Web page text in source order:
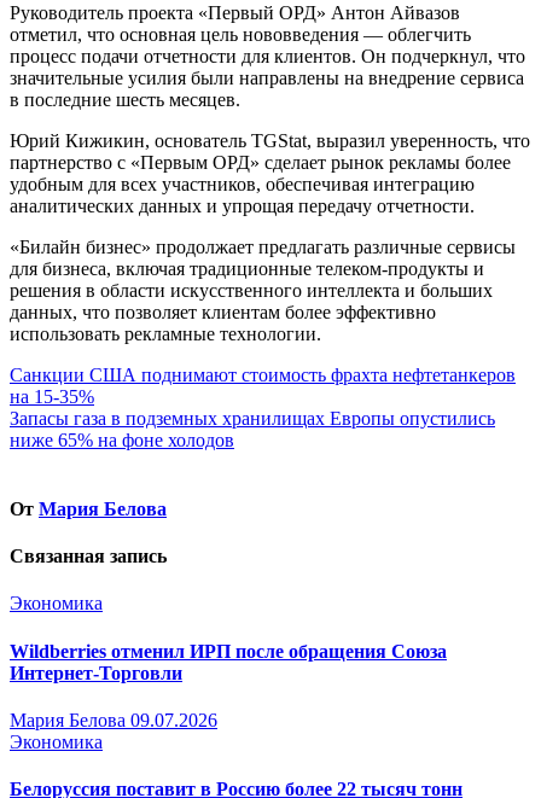
Руководитель проекта «Первый ОРД» Антон Айвазов
отметил, что основная цель нововведения — облегчить
процесс подачи отчетности для клиентов. Он подчеркнул, что
значительные усилия были направлены на внедрение сервиса
в последние шесть месяцев.
Юрий Кижикин, основатель TGStat, выразил уверенность, что
партнерство с «Первым ОРД» сделает рынок рекламы более
удобным для всех участников, обеспечивая интеграцию
аналитических данных и упрощая передачу отчетности.
«Билайн бизнес» продолжает предлагать различные сервисы
для бизнеса, включая традиционные телеком-продукты и
решения в области искусственного интеллекта и больших
данных, что позволяет клиентам более эффективно
использовать рекламные технологии.
Навигация
по
записям
Санкции США поднимают стоимость фрахта нефтетанкеров
на 15-35%
Запасы газа в подземных хранилищах Европы опустились
ниже 65% на фоне холодов
От Мария Белова
Связанная запись
Экономика
Wildberries отменил ИРП после обращения Союза
Интернет-Торговли
Мария Белова 09.07.2026
Экономика
Белоруссия поставит в Россию более 22 тысяч тонн